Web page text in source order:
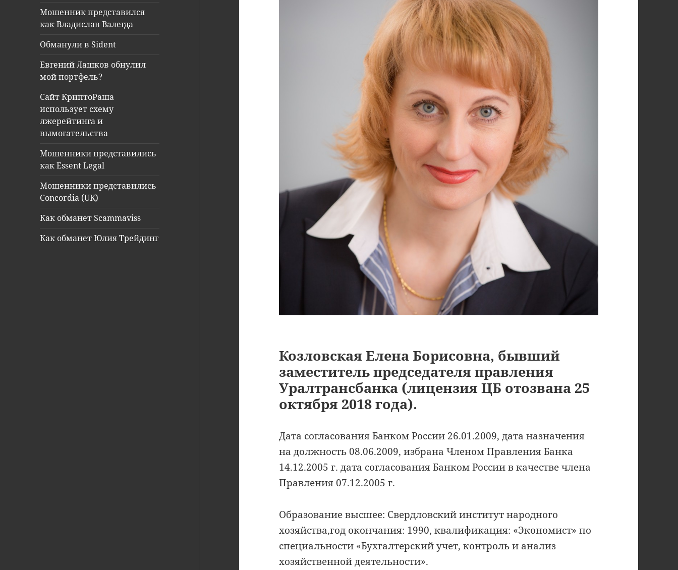
Мошенник представился
как Владислав Валегда
Обманули в Sident
Евгений Лашков обнулил
мой портфель?
Сайт КриптоРаша
использует схему
лжерейтинга и
вымогательства
Мошенники представились
как Essent Legal
Мошенники представились
Concordia (UK)
Как обманет Scammaviss
Как обманет Юлия Трейдинг
Козловская Елена Борисовна, бывший
заместитель председателя правления
Уралтрансбанка (лицензия ЦБ отозвана 25
октября 2018 года).
Дата согласования Банком России 26.01.2009, дата назначения
на должность 08.06.2009, избрана Членом Правления Банка
14.12.2005 г. дата согласования Банком России в качестве члена
Правления 07.12.2005 г.
Образование высшее: Свердловский институт народного
хозяйства,год окончания: 1990, квалификация: «Экономист» по
специальности «Бухгалтерский учет, контроль и анализ
хозяйственной деятельности».